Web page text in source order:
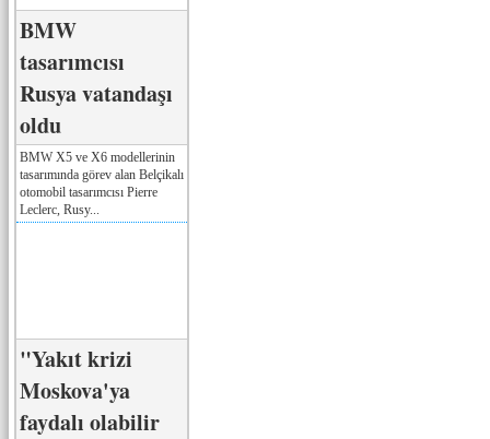
BMW
tasarımcısı
Rusya vatandaşı
oldu
BMW X5 ve X6 modellerinin
tasarımında görev alan Belçikalı
otomobil tasarımcısı Pierre
Leclerc, Rusy...
"Yakıt krizi
Moskova'ya
faydalı olabilir